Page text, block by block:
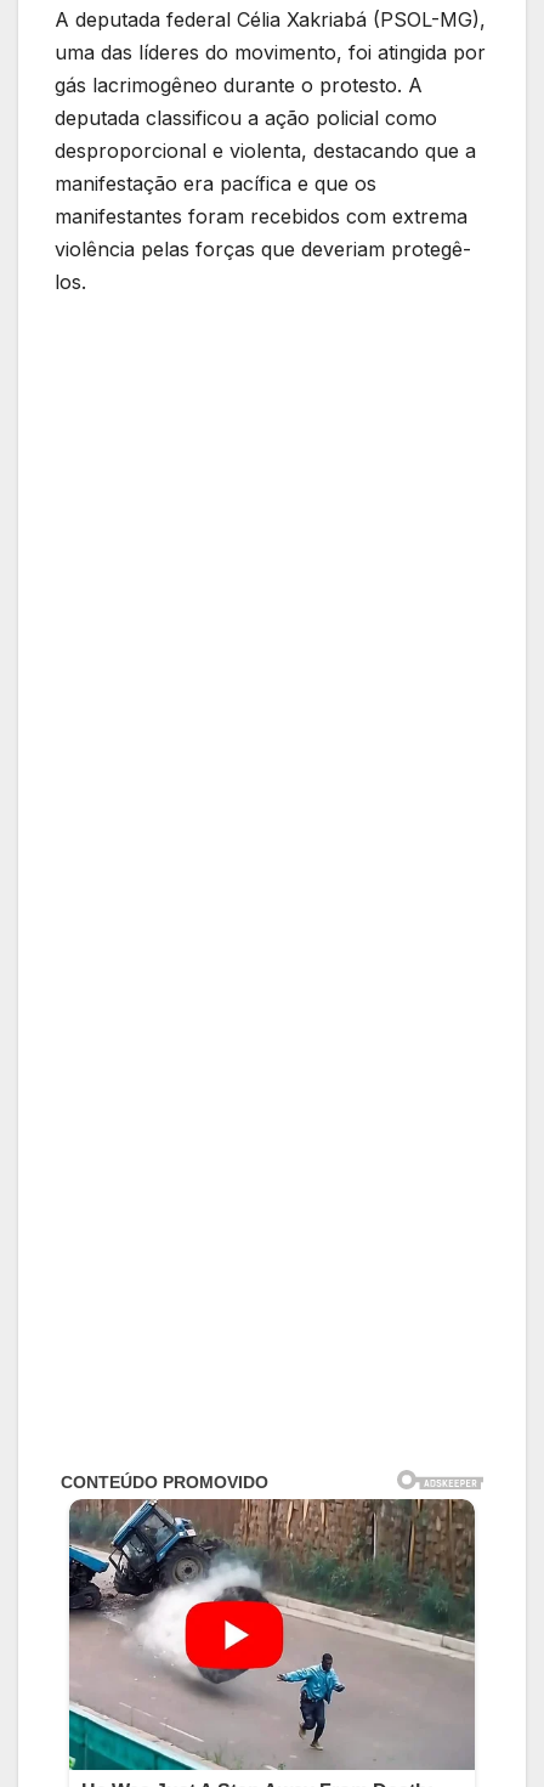
A deputada federal Célia Xakriabá (PSOL-MG),
uma das líderes do movimento, foi atingida por
gás lacrimogêneo durante o protesto. A
deputada classificou a ação policial como
desproporcional e violenta, destacando que a
manifestação era pacífica e que os
manifestantes foram recebidos com extrema
violência pelas forças que deveriam protegê-
los.